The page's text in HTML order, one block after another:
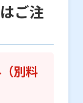
ご注
別料